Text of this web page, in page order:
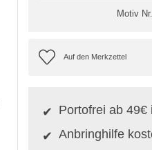
Motiv Nr.
Portofrei ab 49€
Anbringhilfe